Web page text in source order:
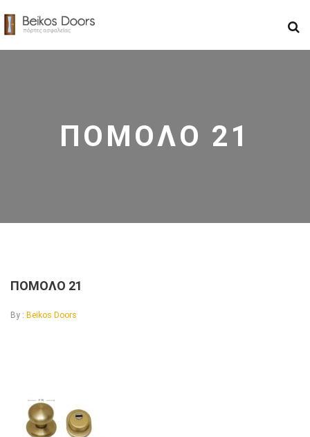
ΠΟΜΟΛΟ 21
ΠΟΜΟΛΟ 21
By : Beikos Doors